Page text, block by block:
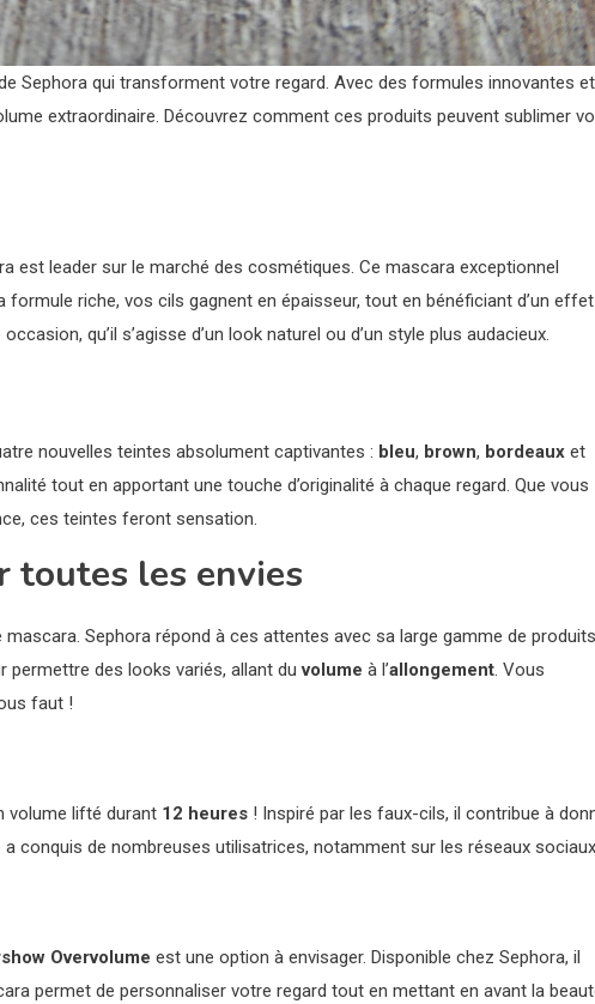
Sephora qui transforment votre regard. Avec des formules innovantes et
extraordinaire. Découvrez comment ces produits peuvent sublimer
est leader sur le marché des cosmétiques. Ce mascara exceptionnel
formule riche, vos cils gagnent en épaisseur, tout en bénéficiant d’un effet
qu’il s’agisse d’un look naturel ou d’un style plus audacieux.
nouvelles teintes absolument captivantes : bleu, brown, bordeaux et
tout en apportant une touche d’originalité à chaque regard. Que vous
ces teintes feront sensation.
toutes les envies
Sephora répond à ces attentes avec sa large gamme de
permettre des looks variés, allant duvolume à l’allongement. Vous
faut !
volume lifté durant 12 heures ! Inspiré par les faux-cils, il contribue à
conquis de nombreuses utilisatrices, notamment sur les réseaux
Overvolume est une option à envisager. Disponible chez Sephora, il
permet de personnaliser votre regard tout en mettant en avant la